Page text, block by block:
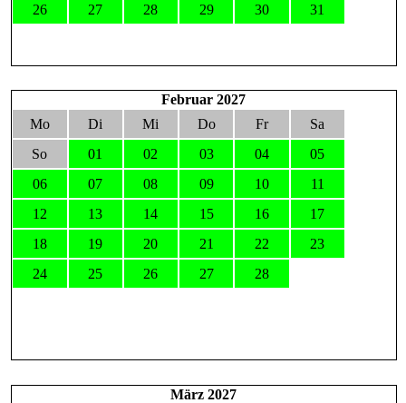
26
27 28 29 30 31
Februar 2027
Mo
Di Mi Do Fr
Sa
So
01 02 03 04
05
06
07 08 09 10
11
12
13 14 15 16
17
18
19 20 21 22
23
24
25 26 27 28
März 2027